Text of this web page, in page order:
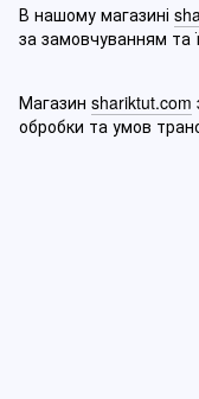
В нашому магазині
за замовчуванням та
Магазин shariktut.com
обробки та умов